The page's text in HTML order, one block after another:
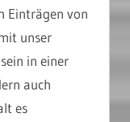
Einträgen von
unser
in einer
auch
es